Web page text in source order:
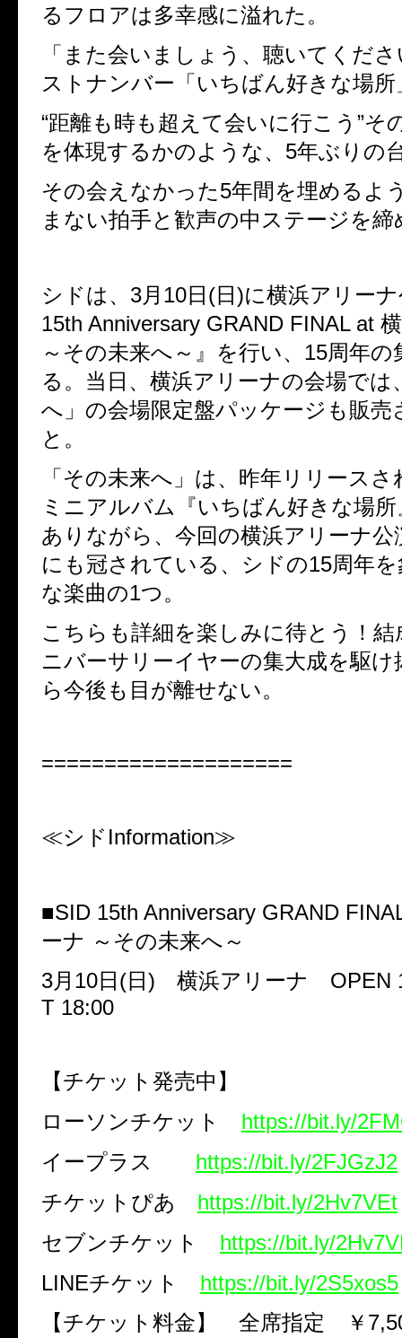
るフロアは多幸感に溢れた。
「また会いましょう、聴いてくだ
ストナンバー「いちばん好きな場所
“距離も時も超えて会いに行こう”そ
を体現するかのような、 5年ぶりの
その会えなかった5年間を埋めるよ
まない拍手と歓声の中ステージを
シドは、 3月 10日 (日 )に横浜アリー
15th Anniversary GRAND FINAL at
～その未来へ～』を行い、 15周年の
る。当日、横浜アリーナの会場では
へ」の会場限定盤パッケージも販売
と。
「その未来へ」は、昨年リリース
ミニアルバム『いちばん好きな場
ありながら、今回の横浜アリーナ
にも冠されている、シドの15周年
な楽曲の1つ。
こちらも詳細を楽しみに待とう！結
ニバーサリーイヤーの集大成を駆
ら今後も目が離せない。
====================
≪シド Information≫
■SID 15th Anniversary GRAND
ーナ ～その未来へ～
3月 10日 (日 ) 横浜アリーナ OPEN
T 18:00
【チケット発売中】
ローソンチケット https://bit.ly/
イープラス https://bit.ly/2FJGzJ2
チケットぴあ https://bit.ly/2Hv7VEt
セブンチケット https://bit.ly/
LINEチケット https://bit.ly/2S5xos5
【チケット料金】 全席指定 ￥